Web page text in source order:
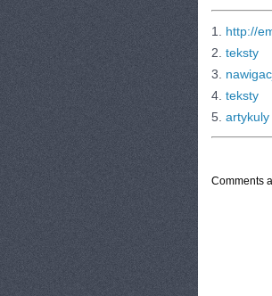
1. http://
2. teksty
3.
4. teksty
5. artykuly
Comments